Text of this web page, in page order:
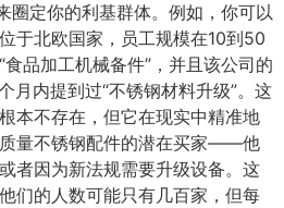
圈定你的利基群体。例如，你可以
于北欧国家，员工规模在10到50
品加工机械备件”，并且该公司的
月内提到过“不锈钢材料升级”。这
本不存在，但它在现实中精准地
量不锈钢配件的潜在买家——他
者因为新法规需要升级设备。这
们的人数可能只有几百家，但每